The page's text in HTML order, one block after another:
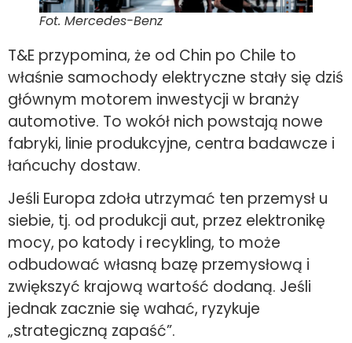
Fot. Mercedes-Benz
T&E przypomina, że od Chin po Chile to
właśnie samochody elektryczne stały się dziś
głównym motorem inwestycji w branży
automotive. To wokół nich powstają nowe
fabryki, linie produkcyjne, centra badawcze i
łańcuchy dostaw.
Jeśli Europa zdoła utrzymać ten przemysł u
siebie, tj. od produkcji aut, przez elektronikę
mocy, po katody i recykling, to może
odbudować własną bazę przemysłową i
zwiększyć krajową wartość dodaną. Jeśli
jednak zacznie się wahać, ryzykuje
„strategiczną zapaść”.